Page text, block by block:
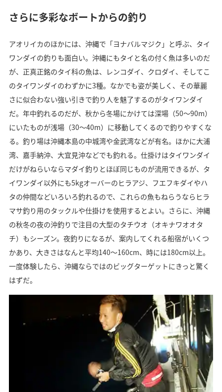
さらに多彩なボートからの釣り
アオリイカのほかには、沖縄で「ヨナバルマジク」と呼ぶ、タイ
ワンダイの釣りも面白い。沖縄にもタイと名の付く魚は多いのだ
が、正真正銘のタイ科の魚は、レンコダイ、クロダイ、そしてこ
のタイワンダイのわずかに3種。なかでも姿が美しく、その華麗
さに似合わない強い引きで釣り人を魅了するのがタイワンダイ
だ。年中釣れるのだが、秋から冬場にかけては深場（50～90m）
にいたものが浅場（30～40m）に移動してくるので釣りやすくな
る。釣り場は沖縄本島の中城湾や金武湾などが有名。ほかに大浦
湾、嘉手納沖、大宜見沖などでも釣れる。仕掛けはタイワンダイ
だけがねらいならマダイ釣りとほぼ同じものが流用できるが、タ
イワンダイ以外にも5kgオーバーのヒラアジ、フエフキダイやハ
タの仲間などいろいろ釣れるので、これらの魚もねらうならヒラ
マサ釣り用のタックルや仕掛けを使用するとよい。さらに、沖縄
の秋冬の夜の沖釣りで注目の大型のタチウオ（オキナワオオタ
チ）もシーズン。夜釣りになるが、案内してくれる船宿がいくつ
かあり、大きさはなんと平均140～160cm、時には180cm以上。
一度体験したら、沖縄ならではのビッグターゲットにきっと驚く
はずだ。